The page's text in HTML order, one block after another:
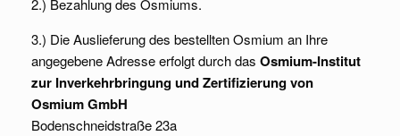
2.) Bezahlung des Osmiums.
3.) Die Auslieferung des bestellten Osmium an Ihre
angegebene Adresse erfolgt durch das Osmium-Institut
zur Inverkehrbringung und Zertifizierung von
Osmium GmbH
Bodenschneidstraße 23a